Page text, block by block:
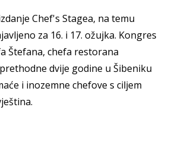
Chef's Stagea, na temu
za 16. i 17. ožujka. Kongres
Štefana, chefa restorana
dvije godine u Šibeniku
i inozemne chefove s ciljem